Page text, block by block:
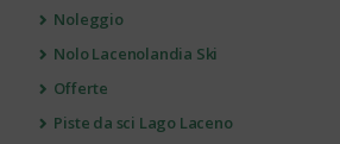
Noleggio
Nolo Lacenolandia Ski
Offerte
Piste da sci Lago Laceno